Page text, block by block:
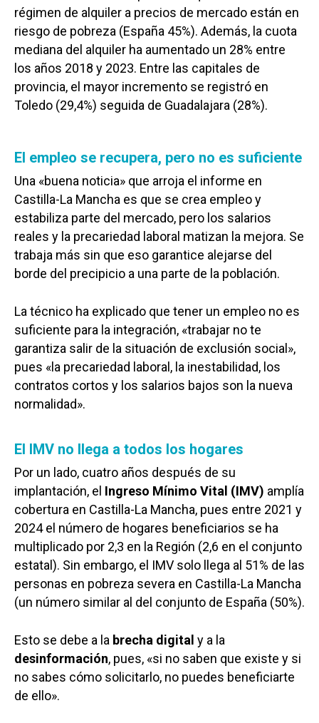
régimen de alquiler a precios de mercado están en
riesgo de pobreza (España 45%). Además, la cuota
mediana del alquiler ha aumentado un 28% entre
los años 2018 y 2023. Entre las capitales de
provincia, el mayor incremento se registró en
Toledo (29,4%) seguida de Guadalajara (28%).
El empleo se recupera, pero no es suficiente
Una «buena noticia» que arroja el informe en
Castilla-La Mancha es que se crea empleo y
estabiliza parte del mercado, pero los salarios
reales y la precariedad laboral matizan la mejora. Se
trabaja más sin que eso garantice alejarse del
borde del precipicio a una parte de la población.
La técnico ha explicado que tener un empleo no es
suficiente para la integración, «trabajar no te
garantiza salir de la situación de exclusión social»,
pues «la precariedad laboral, la inestabilidad, los
contratos cortos y los salarios bajos son la nueva
normalidad».
El IMV no llega a todos los hogares
Por un lado, cuatro años después de su
implantación, el Ingreso Mínimo Vital (IMV) amplía
cobertura en Castilla-La Mancha, pues entre 2021 y
2024 el número de hogares beneficiarios se ha
multiplicado por 2,3 en la Región (2,6 en el conjunto
estatal). Sin embargo, el IMV solo llega al 51% de las
personas en pobreza severa en Castilla-La Mancha
(un número similar al del conjunto de España (50%).
Esto se debe a la brecha digital y a la
desinformación, pues, «si no saben que existe y si
no sabes cómo solicitarlo, no puedes beneficiarte
de ello».